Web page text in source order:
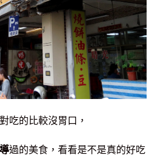
吃的比較沒胃口，
過的美食，看看是不是真的好吃